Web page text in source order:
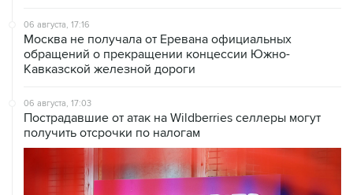
06 августа, 17:16
Москва не получала от Еревана официальных
обращений о прекращении концессии Южно-
Кавказской железной дороги
06 августа, 17:03
Пострадавшие от атак на Wildberries селлеры могут
получить отсрочки по налогам